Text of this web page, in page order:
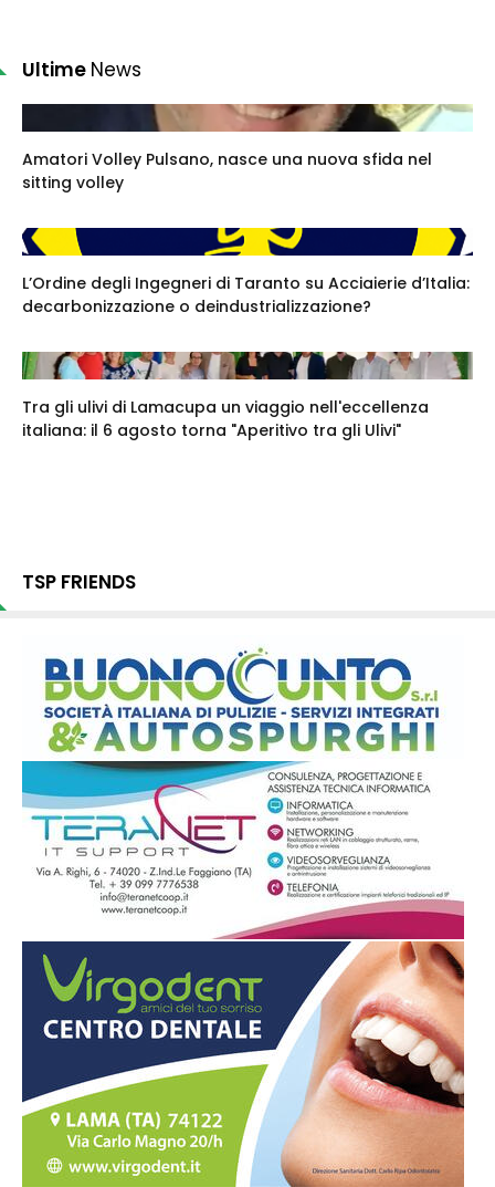
Ultime News
Amatori Volley Pulsano, nasce una nuova sfida nel
sitting volley
L’Ordine degli Ingegneri di Taranto su Acciaierie d’Italia:
decarbonizzazione o deindustrializzazione?
Tra gli ulivi di Lamacupa un viaggio nell'eccellenza
italiana: il 6 agosto torna "Aperitivo tra gli Ulivi"
TSP FRIENDS